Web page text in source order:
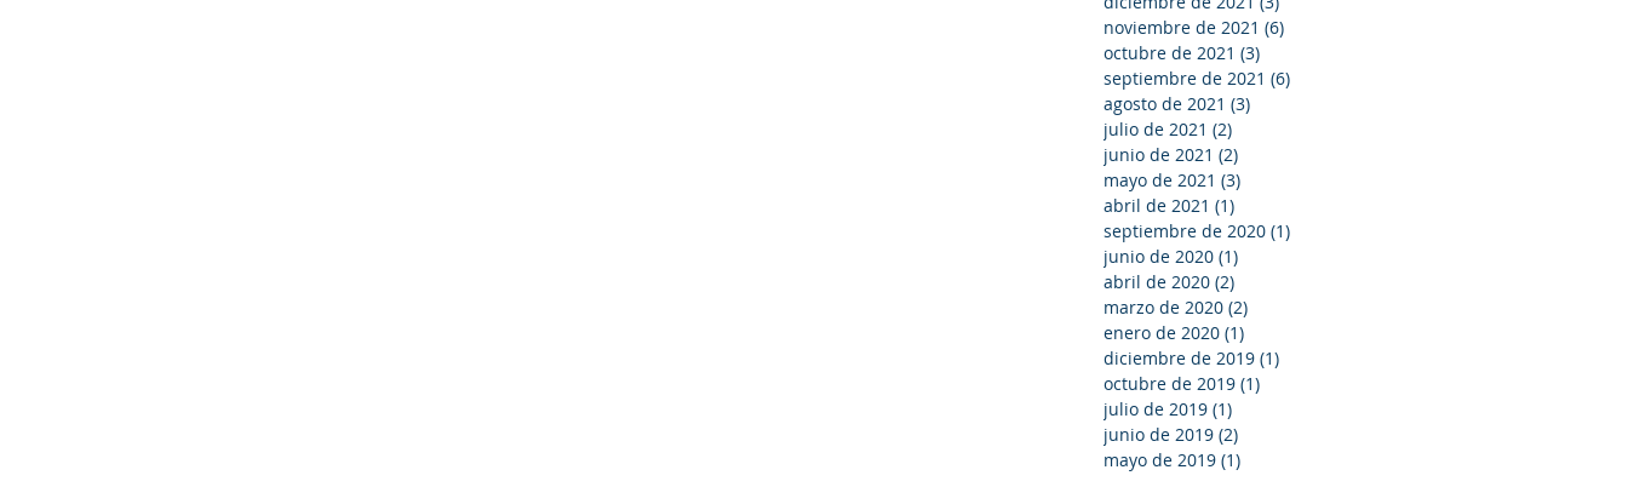
noviembre de 2021 (6)
octubre de 2021 (3)
septiembre de 2021 (6)
agosto de 2021 (3)
julio de 2021 (2)
junio de 2021 (2)
mayo de 2021 (3)
abril de 2021 (1)
septiembre de 2020 (1)
junio de 2020 (1)
abril de 2020 (2)
marzo de 2020 (2)
enero de 2020 (1)
diciembre de 2019 (1)
octubre de 2019 (1)
julio de 2019 (1)
junio de 2019 (2)
mayo de 2019 (1)